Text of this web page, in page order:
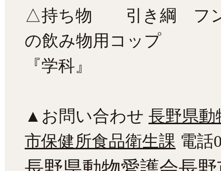
△持ち物 引き綱 フン
の飲み物用コップ
『学科』
▲お問い合わせ 長野県動
市保健所食品衛生課 電話